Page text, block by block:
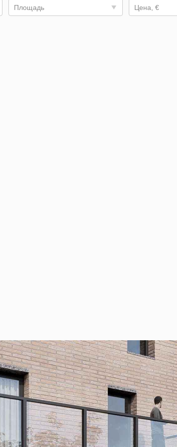
Площадь Цена, €